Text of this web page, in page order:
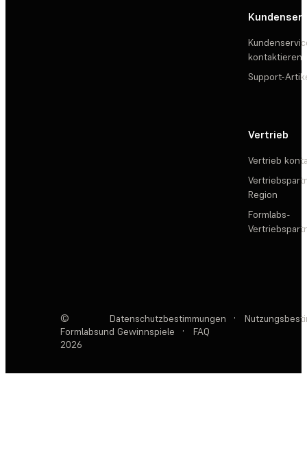
kontaktieren
Support-
Vertrieb
Vertrieb
Region
Formlabs-
©
Formlabs
2026
Datenschutzbestimmungen ·
und Gewinnspiele
· FAQ